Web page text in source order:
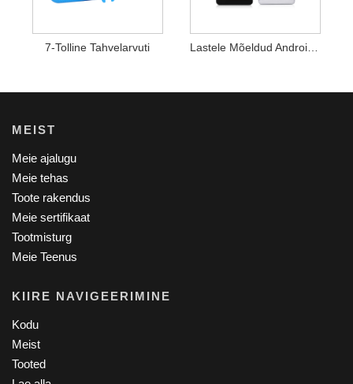
7-Tolline Tahvelarvuti
MEIST
Meie ajalugu
Meie tehas
Toote rakendus
Meie sertifikaat
Tootmisturg
Meie Teenus
KIIRE NAVIGEERIMINE
Kodu
Meist
Tooted